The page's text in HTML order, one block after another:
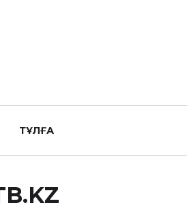
ТҰЛҒА